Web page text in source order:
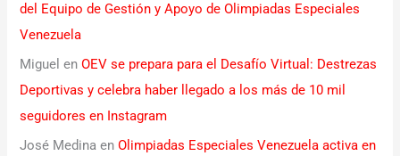
del Equipo de Gestión y Apoyo de Olimpiadas Especiales
Venezuela
Miguel enOEV se prepara para el Desafío Virtual: Destrezas
Deportivas y celebra haber llegado a los más de 10 mil
seguidores en Instagram
José Medina enOlimpiadas Especiales Venezuela activa en